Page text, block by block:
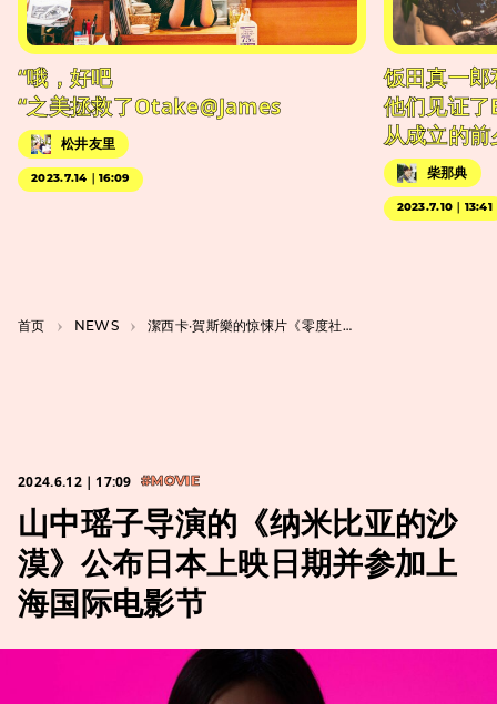
“哦，好吧
“之美拯救了Otake@James
松井友里
2023.7.14｜16:09
饭田真一
他们见证
从成立的
柴那典
2023.7.10｜13:41
首页 NEWS 潔西卡·賀斯樂的惊悚片《零度社团》将在日本上映
2024.6.12｜17:09 #MOVIE
山中瑶子导演的《纳米比亚的沙
漠》公布日本上映日期并参加上
海国际电影节